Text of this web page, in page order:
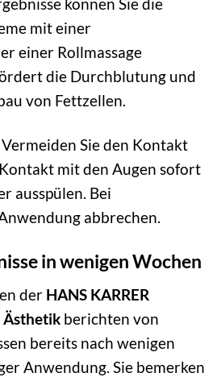
können Sie die
mit einer
einer Rollmassage
die Durchblutung und
von Fettzellen.
Vermeiden Sie den Kontakt
mit den Augen sofort
ausspülen. Bei
abbrechen.
in wenigen Wochen
der HANS KARRER
Ästhetik berichten von
bereits nach wenigen
Anwendung. Sie bemerken